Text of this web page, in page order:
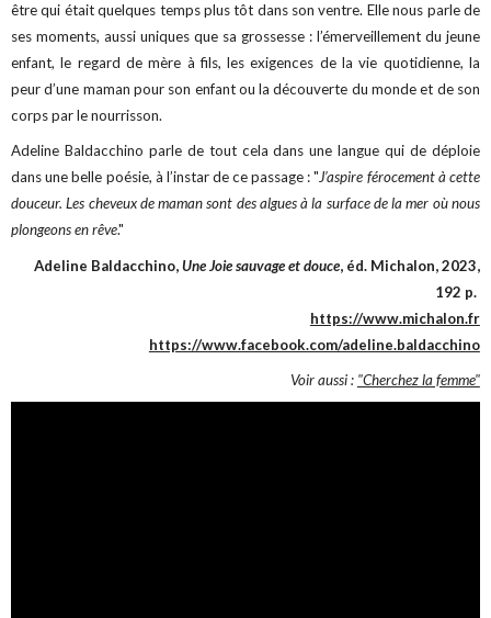
être qui était quelques temps plus tôt dans son ventre. Elle nous parle de
ses moments, aussi uniques que sa grossesse : l’émerveillement du jeune
enfant, le regard de mère à fils, les exigences de la vie quotidienne, la
peur d’une maman pour son enfant ou la découverte du monde et de son
corps par le nourrisson.
Adeline Baldacchino parle de tout cela dans une langue qui de déploie
dans une belle poésie, à l’instar de ce passage : "J’aspire férocement à cette
douceur. Les cheveux de maman sont des algues à la surface de la mer où nous
plongeons en rêve."
Adeline Baldacchino,Une Joie sauvage et douce, éd. Michalon, 2023,
192 p.
https://www.michalon.fr
https://www.facebook.com/adeline.baldacchino
Voir aussi : "Cherchez la femme"